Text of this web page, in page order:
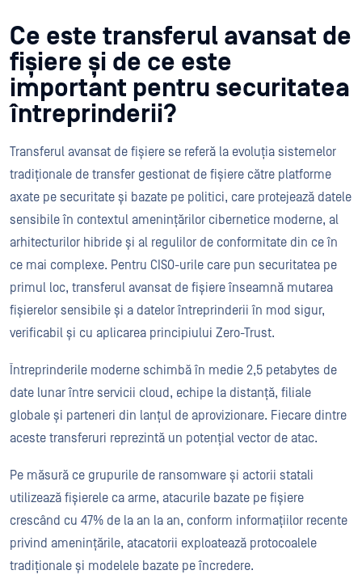
Ce este transferul avansat de
fișiere și de ce este
important pentru securitatea
întreprinderii?
Transferul avansat de fișiere se referă la evoluția sistemelor
tradiționale de transfer gestionat de fișiere către platforme
axate pe securitate și bazate pe politici, care protejează datele
sensibile în contextul amenințărilor cibernetice moderne, al
arhitecturilor hibride și al regulilor de conformitate din ce în
ce mai complexe. Pentru CISO-urile care pun securitatea pe
primul loc, transferul avansat de fișiere înseamnă mutarea
fișierelor sensibile și a datelor întreprinderii în mod sigur,
verificabil și cu aplicarea principiului Zero-Trust.
Întreprinderile moderne schimbă în medie 2,5 petabytes de
date lunar între servicii cloud, echipe la distanță, filiale
globale și parteneri din lanțul de aprovizionare. Fiecare dintre
aceste transferuri reprezintă un potențial vector de atac.
Pe măsură ce grupurile de ransomware și actorii statali
utilizează fișierele ca arme, atacurile bazate pe fișiere
crescând cu 47% de la an la an, conform informațiilor recente
privind amenințările, atacatorii exploatează protocoalele
tradiționale și modelele bazate pe încredere.